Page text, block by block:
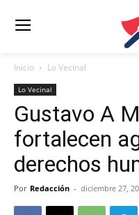
Inicio Lo Vecinal
Lo Vecinal
Gustavo A
fortalecen
derechos
Por Redacción - diciembre 27,